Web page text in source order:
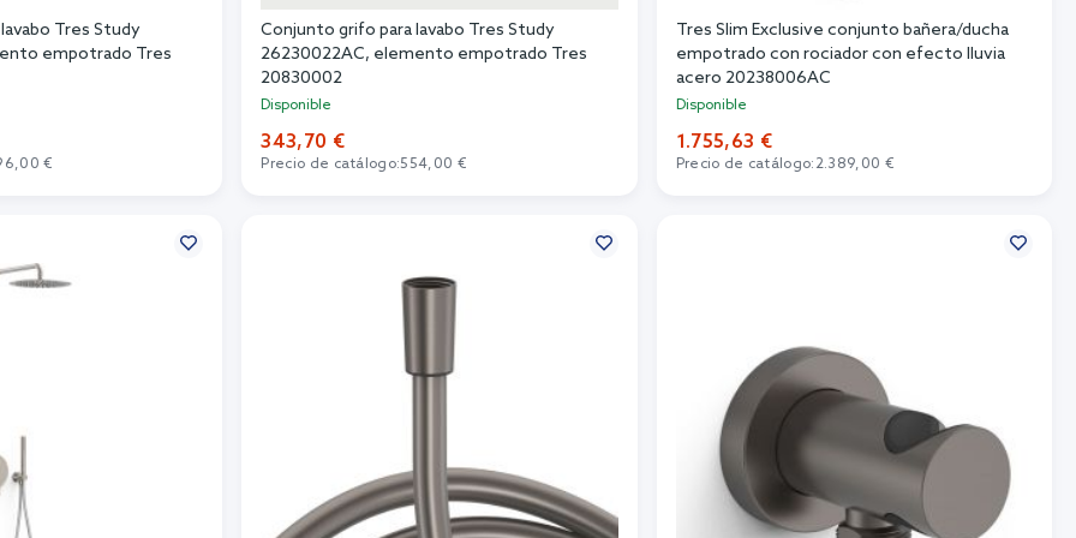
Tres Study
empotrado Tres
€
Conjunto grifo para lavabo Tres Study
26230022AC, elemento empotrado Tres
20830002
Disponible
343,70 €
Precio de catálogo:554,00 €
Tres Slim Exclusive conjunto bañera/ducha
empotrado con rociador con efecto lluvia
acero 20238006AC
Disponible
1.755,63 €
Precio de catálogo: 2.389,00 €